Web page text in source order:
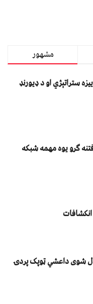
مشهور
ستراتېژي او د ډیورنډ
ګرو يوه مهمه شبکه
شوی داعشي ټوپک پردۍ